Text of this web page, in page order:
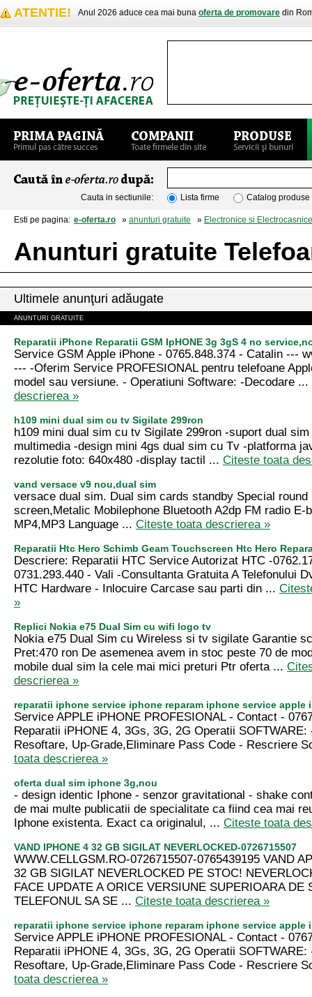
ATENTIE! Anul 2026 aduce cea mai buna oferta de promovare din
Cauta in sectiunile: Lista firme Catalog produse
Esti pe pagina: e-oferta.ro » anunturi gratuite » Electronice si Electrocasnice
Anunturi gratuite
Ultimele anunţuri adăugate
ANUNTURI GRATUITE
Reparatii iPhone Reparatii GSM IpHONE 3g 3gS 4 no
Service GSM Apple iPhone - 0765.848.374 - Catalin ---
--- -Oferim Service PROFESIONAL pentru telefoane
model sau versiune. - Operatiuni Software: -Decodare ...
descrierea »
h109 mini dual sim cu tv Sigilate 299ron
h109 mini dual sim cu tv Sigilate 299ron -suport dual
multimedia -design mini 4gs dual sim cu Tv -platforma
rezolutie foto: 640x480 -display tactil ... Citeste toata
vand versace v9 nou,dual sim
versace dual sim. Dual sim cards standby Special round
screen,Metalic Mobilephone Bluetooth A2dp FM radio E-
MP4,MP3 Language ... Citeste toata descrierea »
Reparatii Htc Hero Schimb Geam Touchscreen Htc Hero
Descriere: Reparatii HTC Service Autorizat HTC -
0731.293.440 - Vali -Consultanta Gratuita A Telefonului
HTC Hardware - Inlocuire Carcase sau parti din ...
»
Replici Nokia e75 Dual Sim cu wifi logo tv
Nokia e75 Dual Sim cu Wireless si tv sigilate Garantie
Pret:470 ron De asemenea avem in stoc peste 70 de
mobile dual sim la cele mai mici preturi Ptr oferta ...
descrierea »
reparatii iphone service iphone reparam iphone service apple
Service APPLE iPHONE PROFESIONAL - Contact -
Reparatii iPHONE 4, 3Gs, 3G, 2G Operatii SOFTWARE:
Resoftare, Up-Grade,Eliminare Pass Code - Rescriere
toata descrierea »
oferta dual sim iphone 3g,nou
- design identic Iphone - senzor gravitational - shake
de mai multe publicatii de specialitate ca fiind cea mai
Iphone existenta. Exact ca originalul, ... Citeste toata
VAND IPHONE 4 32 GB SIGILAT NEVERLOCKED-0726715507
WWW.CELLGSM.RO-0726715507-0765439195 VAND
32 GB SIGILAT NEVERLOCKED PE STOC!
FACE UPDATE A ORICE VERSIUNE SUPERIOARA DE
TELEFONUL SA SE ... Citeste toata descrierea »
reparatii iphone service iphone reparam iphone service apple
Service APPLE iPHONE PROFESIONAL - Contact -
Reparatii iPHONE 4, 3Gs, 3G, 2G Operatii SOFTWARE:
Resoftare, Up-Grade,Eliminare Pass Code - Rescriere
toata descrierea »